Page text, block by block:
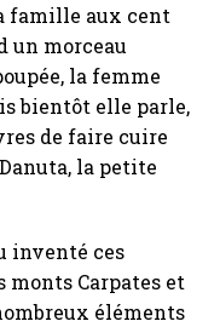
famille aux cent
un morceau
la femme
bientôt elle parle,
de faire cuire
la petite
inventé ces
monts Carpates et
éléments